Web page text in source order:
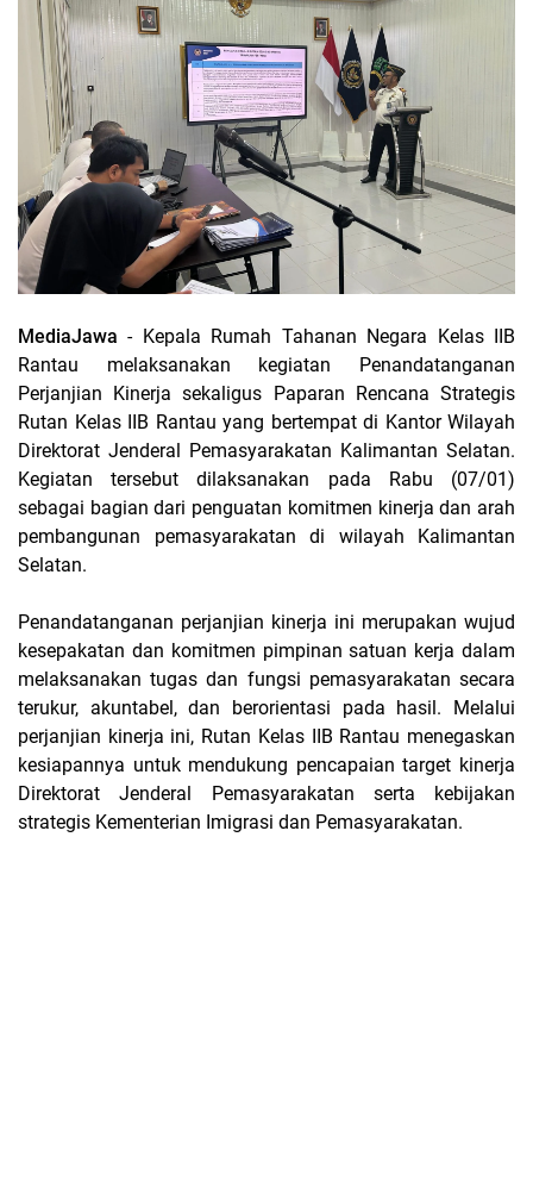
MediaJawa- Kepala Rumah Tahanan Negara Kelas IIB
Rantau melaksanakan kegiatan Penandatanganan
Perjanjian Kinerja sekaligus Paparan Rencana Strategis
Rutan Kelas IIB Rantau yang bertempat di Kantor Wilayah
Direktorat Jenderal Pemasyarakatan Kalimantan Selatan.
Kegiatan tersebut dilaksanakan pada Rabu (07/01)
sebagai bagian dari penguatan komitmen kinerja dan arah
pembangunan pemasyarakatan di wilayah Kalimantan
Selatan.
Penandatanganan perjanjian kinerja ini merupakan wujud
kesepakatan dan komitmen pimpinan satuan kerja dalam
melaksanakan tugas dan fungsi pemasyarakatan secara
terukur, akuntabel, dan berorientasi pada hasil. Melalui
perjanjian kinerja ini, Rutan Kelas IIB Rantau menegaskan
kesiapannya untuk mendukung pencapaian target kinerja
Direktorat Jenderal Pemasyarakatan serta kebijakan
strategis Kementerian Imigrasi dan Pemasyarakatan.